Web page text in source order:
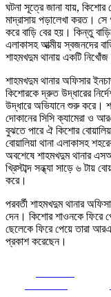
ঘটনা সূত্রে জানা যায়, কিশোর
মাদ্রাসায় পড়ালেখা করত।
করে বাড়ি বের হয়। কিন্তু
এলাকাসহ আত্মীয় স্বজনদের
শাহমখদুম থানায় একটি
শাহমখদুম থানার অফিসার
কিশোরকে দ্রুত উদ্ধারের
উদ্ধারে অভিযানে শুরু করে।
দোকানের সিসি ক্যামেরা ও
বুঝতে পারে ঐ কিশোর
বোয়ালিয়া থানা এলাকাসহ
অবশেষে শাহমখদুম থানার
খ্রিস্টাব্দ সন্ধ্যা সাড়ে ৬ টায়
করে।
পরবর্তী শাহমখদুম থানার
দেন। কিশোর শাওনকে ফিরে
ছেলেকে ফিরে পেয়ে তারা
প্রকাশ করেছেন।